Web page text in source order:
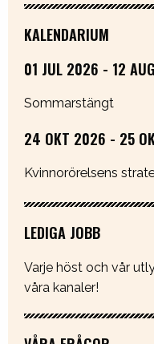
KALENDARIUM
01 JUL 2026 - 12
Sommarstängt
24 OKT 2026 - 25
Kvinnorörelsens
LEDIGA JOBB
Varje höst och vår
våra kanaler!